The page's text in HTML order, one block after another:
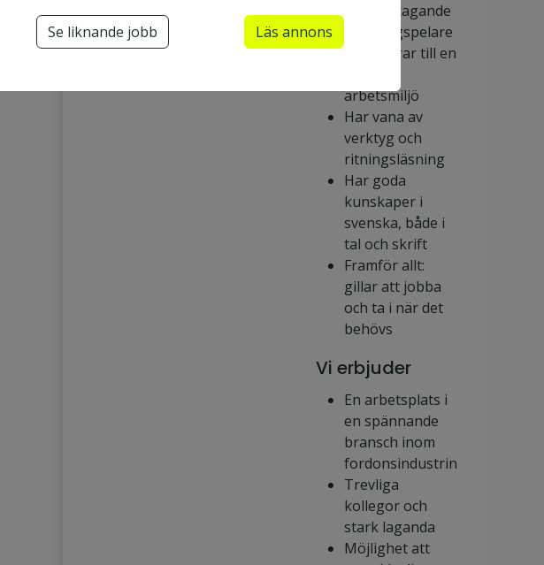
ansvarstagande
Är en lagspelare
som bidrar till en
arbetsmiljö
Har vana av
verktyg och
ritningsläsning
Har goda
kunskaper i
svenska, både i
tal och skrift
Framför allt:
gillar att jobba
och ta i när det
behövs
Vi erbjuder
En arbetsplats i
en spännande
bransch inom
fordonsindustrin
Trevliga
kollegor och
stark laganda
Möjlighet att
Se liknande jobb Läs annons